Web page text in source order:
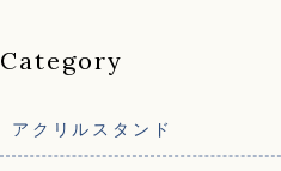
Category
アクリルスタンド